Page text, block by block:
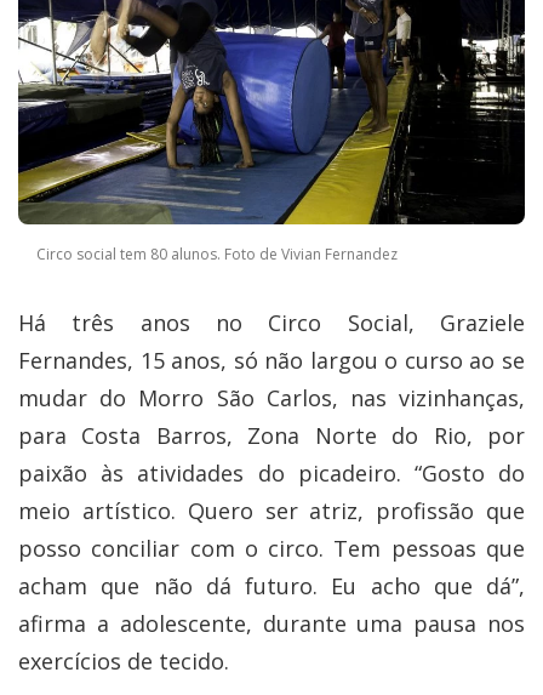
Circo social tem 80 alunos. Foto de Vivian Fernandez
Há três anos no Circo Social, Graziele
Fernandes, 15 anos, só não largou o curso ao se
mudar do Morro São Carlos, nas vizinhanças,
para Costa Barros, Zona Norte do Rio, por
paixão às atividades do picadeiro. “Gosto do
meio artístico. Quero ser atriz, profissão que
posso conciliar com o circo. Tem pessoas que
acham que não dá futuro. Eu acho que dá”,
afirma a adolescente, durante uma pausa nos
exercícios de tecido.